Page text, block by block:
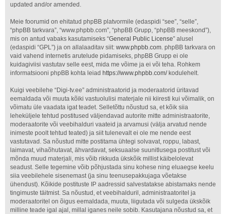
updated and/or amended.
Meie foorumid on ehitatud phpBB platvormile (edaspidi “see”, “selle”,
“phpBB tarkvara”, “www.phpbb.com”, “phpBB Grupp, “phpBB meeskond”),
mis on antud vabaks kasutamiseks “General Public License” alusel
(edaspidi “GPL”) ja on allalaaditav siit: www.phpbb.com. phpBB tarkvara on
vaid vahend internetis arutelude pidamiseks, phpBB Grupp ei ole
kuidagiviisi vastutav selle eest, mida me võime ja ei või teha. Rohkem
informatsiooni phpBB kohta leiad https://www.phpbb.com/kodulehelt.
Kuigi veebilehe “Digi-tv.ee” administraatorid ja moderaatorid üritavad
eemaldada või muuta kõiki vastuolulisi materjale nii kiiresti kui võimalik, on
võimatu üle vaadata igat teadet. Selletõttu nõustud sa, et kõik siia
leheküljele tehtud postitused väljendavad autorite mitte administraatorite,
moderaatorite või veebihalduri vaateid ja arvamusi (välja arvatud nende
inimeste poolt tehtud teated) ja siit tulenevalt ei ole me nende eest
vastutavad. Sa nõustud mitte postitama ühtegi solvavat, roppu, labast,
laimavat, vihaõhutavat, ähvardavat, seksuaalse suunitlusega postitust või
mõnda muud materjali, mis võib rikkuda ükskõik millist käibelolevat
seadust. Selle tegemine võib põhjustada sinu kohese ning eluaegse keelu
siia veebilehele sisenemast (ja sinu teenusepakkujaga võetakse
ühendust). Kõikide postituste IP aadressid salvestatakse abistamaks nende
tingimuste täitmist. Sa nõustud, et veebihalduril, administraatoritel ja
moderaatoritel on õigus eemaldada, muuta, liigutada või sulgeda ükskõik
milline teade igal ajal, millal iganes neile sobib. Kasutajana nõustud sa, et